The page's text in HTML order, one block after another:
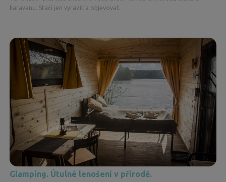
karavanu. Stačí jen vyrazit a objevovat.
Glamping. Útulné lenošení v přírodě.